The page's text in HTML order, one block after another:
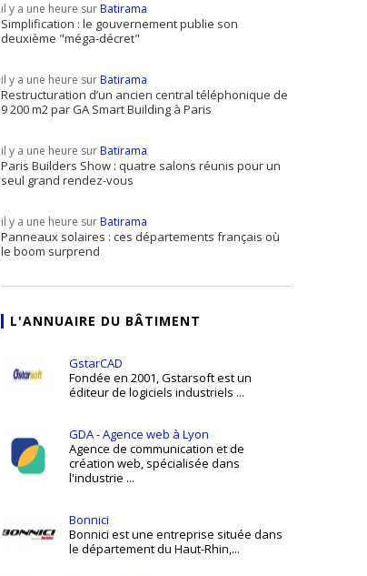
Le print sous toutes ses formes a-t-
il encore sa place dans un monde
il y a une heure surBatirama
Simplification : le gouvernement publie son
deuxième "méga-décret"
il y a une heure surBatirama
Restructuration d’un ancien central téléphonique de
9 200 m2 par GA Smart Building à Paris
il y a une heure surBatirama
Paris Builders Show : quatre salons réunis pour un
seul grand rendez-vous
il y a une heure surBatirama
Panneaux solaires : ces départements français où
le boom surprend
L'ANNUAIRE DU BÂTIMENT
GstarCAD
Fondée en 2001, Gstarsoft est un
éditeur de logiciels industriels ...
GDA - Agence web à Lyon
Agence de communication et de
création web, spécialisée dans
l'industrie ...
Bonnici
Bonnici est une entreprise située dans
le département du Haut-Rhin,...